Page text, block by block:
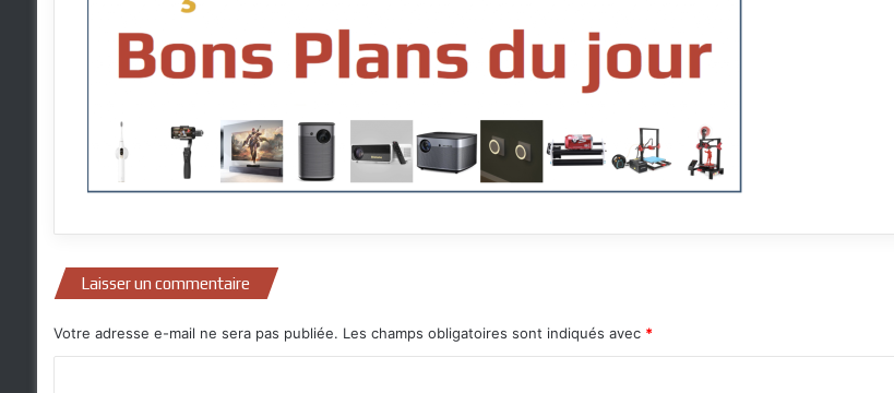
Laisser un commentaire
Votre adresse e-mail ne sera pas publiée. Les champs obligatoires sont indiqués avec *